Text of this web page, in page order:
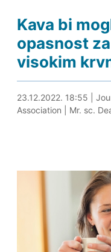
Kava bi
opasnost
visokim
23.12.2022. 19:08
23.12.2022. 18:55
Association
Mr. sc.